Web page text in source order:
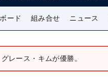
ード 組み合せ ニュース
レース・キムが優勝。